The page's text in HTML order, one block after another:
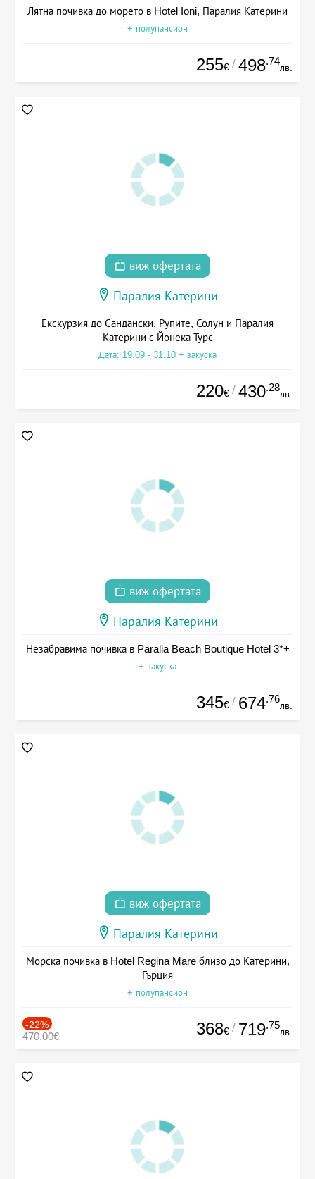
Лятна почивка до морето в Hotel Ioni, Паралия Катерини
+ полупансион
255€ / 498.74
лв.
виж офертата
Паралия Катерини
Екскурзия до Сандански, Рупите, Солун и Паралия
Катерини с Йонека Турс
Дата: 19.09 - 31.10 + закуска
220€ / 430.28
лв.
виж офертата
Паралия Катерини
Незабравима почивка в Paralia Beach Boutique Hotel 3*+
+ закуска
345€ / 674.76
лв.
виж офертата
Паралия Катерини
Морска почивка в Hotel Regina Mare близо до Катерини,
Гърция
+ полупансион
-22%
470.00€ 368€ / 719.75
лв.